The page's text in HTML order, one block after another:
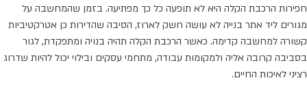
חפירות הרכבת הקלה היא לא תופעה כל כך מפתיעה. בזמן שהמחשבה על
מגורים ליד אתר בנייה לא עושה חשק לארוז, הסיבה שהדירות כן אטרקטיביות
קשורה למחשבה קדימה. כאשר הרכבת הקלה תהיה בנויה ומתפקדת, לגור
בסביבה קרובה אליה ולמקומות עבודה, מתחמי עסקים ובילוי יכול להיות שדרוג
רציני לאיכות החיים.